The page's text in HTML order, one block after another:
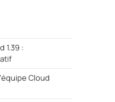
1.39 :
Cloud